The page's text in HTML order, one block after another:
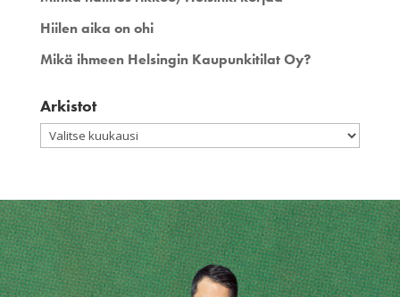
Hiilen aika on ohi
Mikä ihmeen Helsingin Kaupunkitilat Oy?
Arkistot
Arkistot